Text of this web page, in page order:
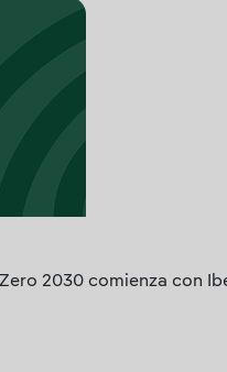
2030 comienza con